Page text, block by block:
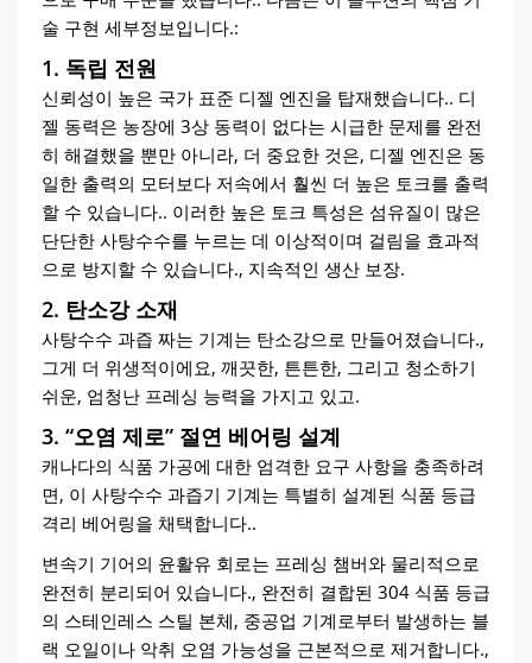
술 구현 세부정보입니다.:
1. 독립 전원
신뢰성이 높은 국가 표준 디젤 엔진을 탑재했습니다.. 디
젤 동력은 농장에 3상 동력이 없다는 시급한 문제를 완전
히 해결했을 뿐만 아니라, 더 중요한 것은, 디젤 엔진은 동
일한 출력의 모터보다 저속에서 훨씬 더 높은 토크를 출력
할 수 있습니다.. 이러한 높은 토크 특성은 섬유질이 많은
단단한 사탕수수를 누르는 데 이상적이며 걸림을 효과적
으로 방지할 수 있습니다., 지속적인 생산 보장.
2. 탄소강 소재
사탕수수 과즙 짜는 기계는 탄소강으로 만들어졌습니다.,
그게 더 위생적이에요, 깨끗한, 튼튼한, 그리고 청소하기
쉬운, 엄청난 프레싱 능력을 가지고 있고.
3. “오염 제로” 절연 베어링 설계
캐나다의 식품 가공에 대한 엄격한 요구 사항을 충족하려
면, 이 사탕수수 과즙기 기계는 특별히 설계된 식품 등급
격리 베어링을 채택합니다..
변속기 기어의 윤활유 회로는 프레싱 챔버와 물리적으로
완전히 분리되어 있습니다., 완전히 결합된 304 식품 등급
의 스테인레스 스틸 본체, 중공업 기계로부터 발생하는 블
랙 오일이나 악취 오염 가능성을 근본적으로 제거합니다.,